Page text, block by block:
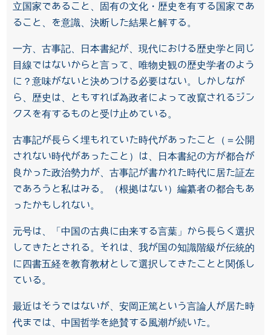
立国家であること、固有の文化・歴史を有する国家であ
ること、を意識、決断した結果と解する。
一方、古事記、日本書紀が、現代における歴史学と同じ
目線ではないからと言って、唯物史観の歴史学者のよう
に？意味がないと決めつける必要はない。しかしなが
ら、歴史は、ともすれば為政者によって改竄されるジン
クスを有するものと受け止めている。
古事記が長らく埋もれていた時代があったこと（＝公開
されない時代があったこと）は、日本書紀の方が都合が
良かった政治勢力が、古事記が書かれた時代に居た証左
であろうと私はみる。（根拠はない）編纂者の都合もあ
ったかもしれない。
元号は、「中国の古典に由来する言葉」から長らく選択
してきたとされる。それは、我が国の知識階級が伝統的
に四書五経を教育教材として選択してきたことと関係し
ている。
最近はそうではないが、安岡正篤という言論人が居た時
代までは、中国哲学を絶賛する風潮が続いた。